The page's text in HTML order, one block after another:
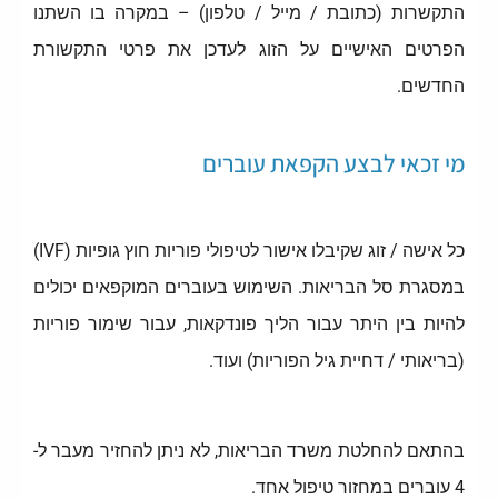
התקשרות (כתובת / מייל / טלפון) – במקרה בו השתנו
הפרטים האישיים על הזוג לעדכן את פרטי התקשורת
החדשים.
מי זכאי לבצע הקפאת עוברים
כל אישה / זוג שקיבלו אישור לטיפולי פוריות חוץ גופיות (IVF)
במסגרת סל הבריאות. השימוש בעוברים המוקפאים יכולים
להיות בין היתר עבור הליך פונדקאות, עבור שימור פוריות
(בריאותי / דחיית גיל הפוריות) ועוד.
בהתאם להחלטת משרד הבריאות, לא ניתן להחזיר מעבר ל-
4 עוברים במחזור טיפול אחד.